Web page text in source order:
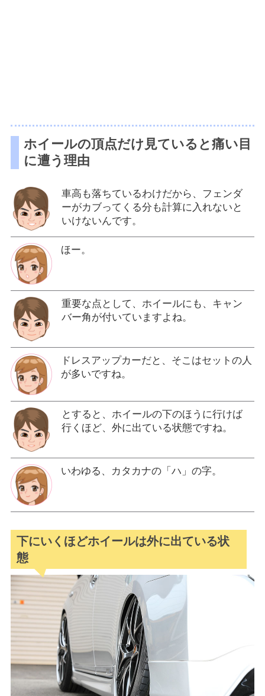
ホイールの頂点だけ見ていると痛い目
に遭う理由
車高も落ちているわけだから、フェンダ
ーがカブってくる分も計算に入れないと
いけないんです。
ほー。
重要な点として、ホイールにも、キャン
バー角が付いていますよね。
ドレスアップカーだと、そこはセットの人
が多いですね。
とすると、ホイールの下のほうに行けば
行くほど、外に出ている状態ですね。
いわゆる、カタカナの「ハ」の字。
下にいくほどホイールは外に出ている状
態